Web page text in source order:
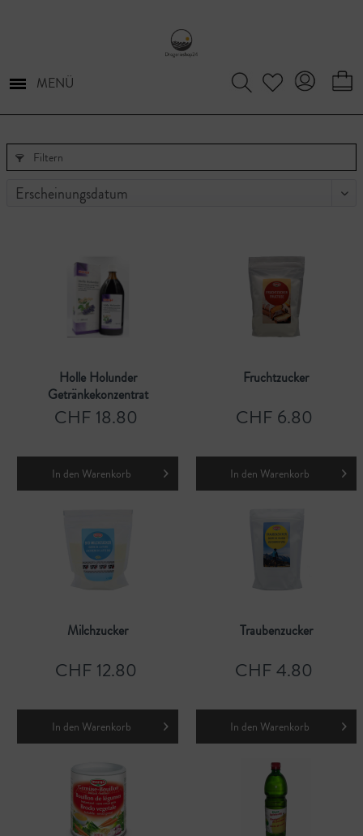
MENÜ
Filtern
Holle Holunder
Getränkekonzentrat
CHF 18.80
In den Warenkorb
Fruchtzucker
CHF 6.80
In den Warenkorb
Milchzucker
CHF 12.80
In den Warenkorb
Traubenzucker
CHF 4.80
In den Warenkorb